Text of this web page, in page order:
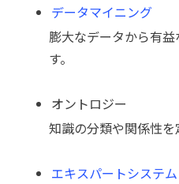
データマイニング
膨大なデータから有
す。
オントロジー
知識の分類や関係性を
エキスパートシステム